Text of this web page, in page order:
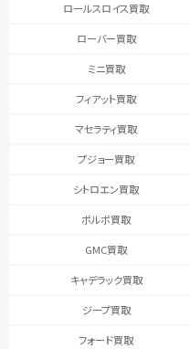
ロールスロイス買取
ローバー買取
ミニ買取
フィアット買取
マセラティ買取
プジョー買取
シトロエン買取
ボルボ買取
GMC買取
キャデラック買取
ジープ買取
フォード買取